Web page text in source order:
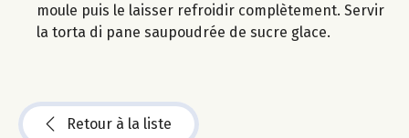
moule puis le laisser refroidir complètement. Servir
la torta di pane saupoudrée de sucre glace.
Retour à la liste